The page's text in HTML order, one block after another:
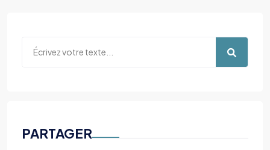
PARTAGER